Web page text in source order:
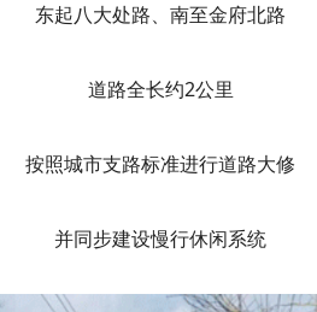
东起八大处路、南至金府北路
道路全长约2公里
按照城市支路标准进行道路大修
并同步建设慢行休闲系统